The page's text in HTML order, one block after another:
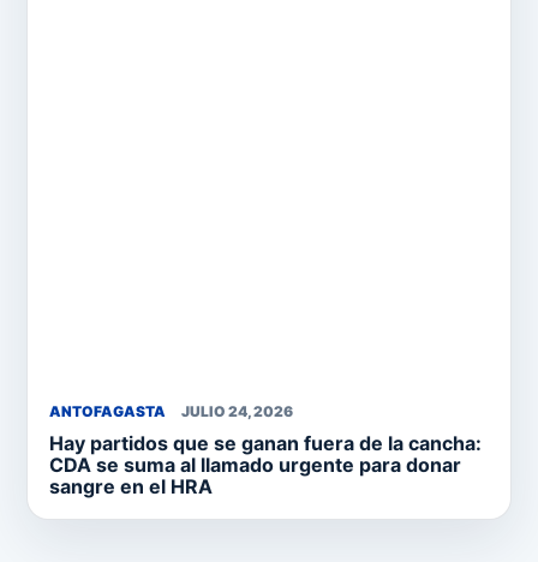
ANTOFAGASTA JULIO 24, 2026
Hay partidos que se ganan fuera de la cancha:
CDA se suma al llamado urgente para donar
sangre en el HRA